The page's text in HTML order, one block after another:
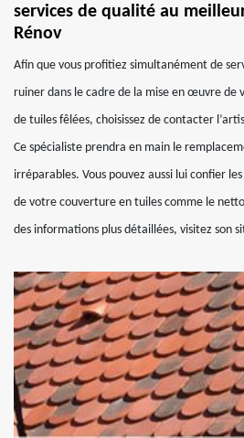
services de qualité au
Rénov
Afin que vous profitiez simultanément de
ruiner dans le cadre de la mise en œuvre de
de tuiles fêlées, choisissez de contacter
Ce spécialiste prendra en main le
irréparables. Vous pouvez aussi lui confier
de votre couverture en tuiles comme le
des informations plus détaillées, visitez son